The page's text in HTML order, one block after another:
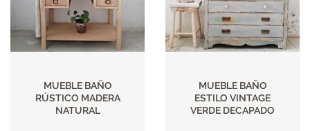
MUEBLE BAÑO
RÚSTICO MADERA
NATURAL
MUEBLE BAÑO
ESTILO VINTAGE
VERDE DECAPADO